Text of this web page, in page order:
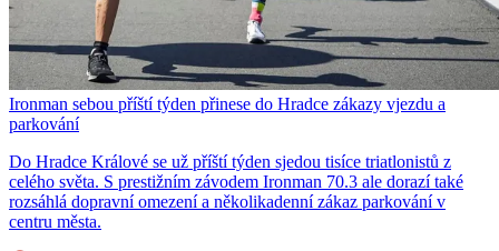
Ironman sebou příští týden přinese do Hradce zákazy vjezdu a
parkování
Do Hradce Králové se už příští týden sjedou tisíce triatlonistů z
celého světa. S prestižním závodem Ironman 70.3 ale dorazí také
rozsáhlá dopravní omezení a několikadenní zákaz parkování v
centru města.